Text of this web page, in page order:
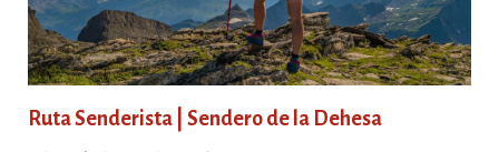
Ruta Senderista | Sendero de la Dehesa